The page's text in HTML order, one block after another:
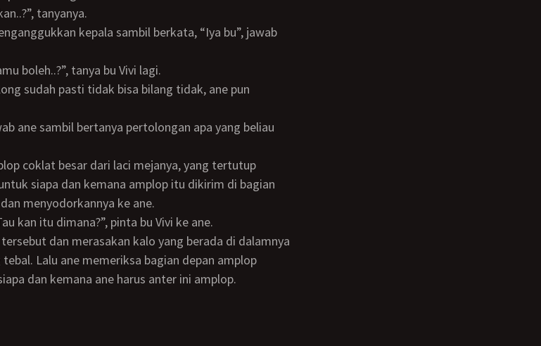
tanyanya.
boleh..?”, tanya bu Vivi lagi.
siapa dan kemana amplop itu dikirim di bagian
menyodorkannya ke ane.
kan itu dimana?”, pinta bu Vivi ke ane.
Lalu ane memeriksa bagian depan amplop
dan kemana ane harus anter ini amplop.